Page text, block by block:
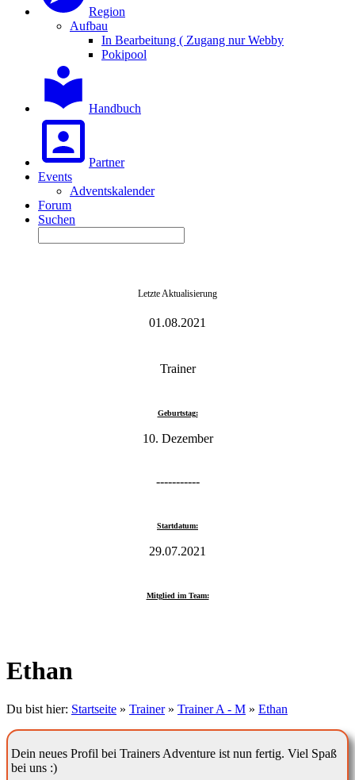
Region
Aufbau
In Bearbeitung ( Zugang nur Webby
Pokipool
Handbuch
Partner
Events
Adventskalender
Forum
Suchen
Letzte Aktualisierung
01.08.2021
Trainer
Geburtstag:
10. Dezember
-----------
Startdatum:
29.07.2021
Mitglied im Team:
Ethan
Du bist hier: Startseite » Trainer» Trainer A - M » Ethan
Dein neues Profil bei Trainers Adventure ist nun fertig. Viel Spaß
bei uns :)